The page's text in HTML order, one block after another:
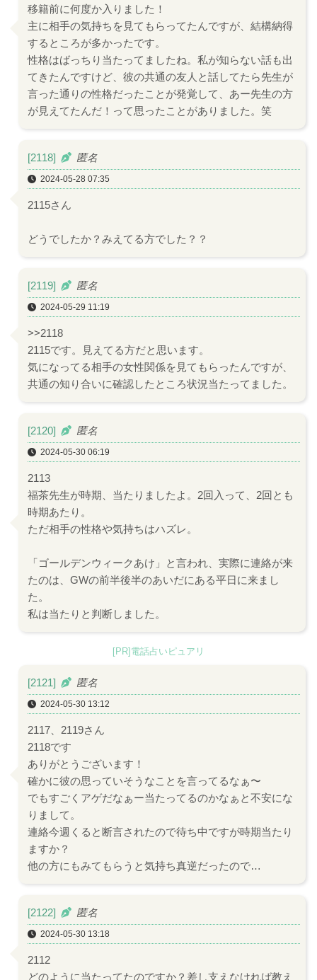
移籍前に何度か入りました！
主に相手の気持ちを見てもらってたんですが、結構納得
するところが多かったです。
性格はばっちり当たってましたね。私が知らない話も出
てきたんですけど、彼の共通の友人と話してたら先生が
言った通りの性格だったことが発覚して、あー先生の方
が見えてたんだ！って思ったことがありました。笑
[2118] 匿名
2024-05-28 07:35
2115さん
どうでしたか？みえてる方でした？？
[2119] 匿名
2024-05-29 11:19
>>2118
2115です。見えてる方だと思います。
気になってる相手の女性関係を見てもらったんですが、
共通の知り合いに確認したところ状況当たってました。
[2120] 匿名
2024-05-30 06:19
2113
福茶先生が時期、当たりましたよ。2回入って、2回とも
時期あたり。
ただ相手の性格や気持ちはハズレ。
「ゴールデンウィークあけ」と言われ、実際に連絡が来
たのは、GWの前半後半のあいだにある平日に来まし
た。
私は当たりと判断しました。
[PR]電話占いピュアリ
[2121] 匿名
2024-05-30 13:12
2117、2119さん
2118です
ありがとうございます！
確かに彼の思っていそうなことを言ってるなぁ〜
でもすごくアゲだなぁー当たってるのかなぁと不安にな
りまして。
連絡今週くると断言されたので待ち中ですが時期当たり
ますか？
他の方にもみてもらうと気持ち真逆だったので…
[2122] 匿名
2024-05-30 13:18
2112
どのように当たってたのですか？差し支えなければ教え